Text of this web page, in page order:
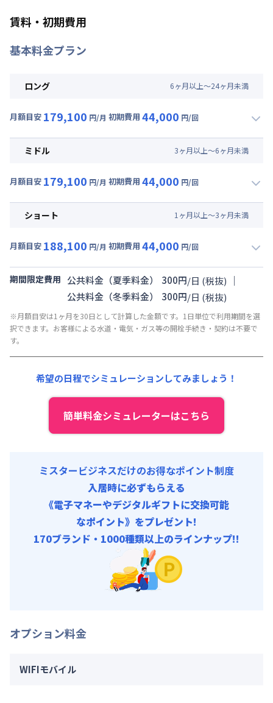
賃料・初期費用
基本料金プラン
ロング 6ヶ月以上～24ヶ月未満
月額目安 179,100 円/月 初期費用 44,000 円/回
月額賃料目安(30日利用)
光熱費他 : 36,000円/月 (1,200円/日) (税抜)
その他費用 :
初期費用
ファイテック消火剤 : 5,000円/回 (税抜)
ルームクリーニング代 : 30,000円/回 (税抜)
ミドル 3ヶ月以上～6ヶ月未満
月額目安 179,100 円/月 初期費用 44,000 円/回
月額賃料目安(30日利用)
光熱費他 : 36,000円/月 (1,200円/日) (税抜)
その他費用 :
15,000円/月 (500円/日) (税抜)
入居者携行品補償代 : 5,000円/回 (税抜)
ファイテック消火剤 : 5,000円/回 (税抜)
ルームクリーニング代 : 30,000円/回 (税抜)
ショート 1 ヶ月以上～3ヶ月未満
月額目安 188,100 円/月 初期費用 44,000 円/回
月額賃料目安(30日利用)
132,000円/月 (4,400円/日)
光熱費他 :
36,000円/月 (1,200円/日) (税抜)
清掃料他 : 0円/回 (税抜)
その他費用 :
業務管理費: 15,000円/月 (500円/日) (税抜)
初期費用
ルームクリーニング代 : 30,000円/回 (税抜)
期間限定費用 公共料金（夏季料金） 300円/日 (税抜) ｜
公共料金（冬季料金） 300円/日 (税抜)
※月額目安は1ヶ月を30日として計算した金額です。1日単位で利用期間を選
択できます。お客様による水道・電気・ガス等の開栓手続き・契約は不要で
す。
希望の日程でシミュレーションしてみましょう！
簡単料金シミュレーターはこちら
ミスタービジネスだけのお得なポイント制度
入居時に必ずもらえる
《電子マネーやデジタルギフトに交換可能
なポイント》をプレゼント!
170ブランド・1000種類以上のラインナップ!!
オプション料金
WIFIモバイル